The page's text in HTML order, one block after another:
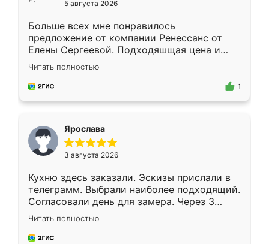
5 августа 2026
Больше всех мне понравилось
предложение от компании Ренессанс от
Елены Сергеевой. Подходяшщая цена и
короткие сроки изготовления. Приехавший
для замера сотрудник Владислав
предложил по моему эскизу самый
Читать полностью
1
Ярослава
3 августа 2026
Кухню здесь заказали. Эскизы прислали в
телеграмм. Выбрали наиболее подходящий.
Согласовали день для замера. Через 3
недели кухня была уже готова. Остались
довольны работой. Спасибо Ренессанс
мебель за качественную работу!
Читать полностью